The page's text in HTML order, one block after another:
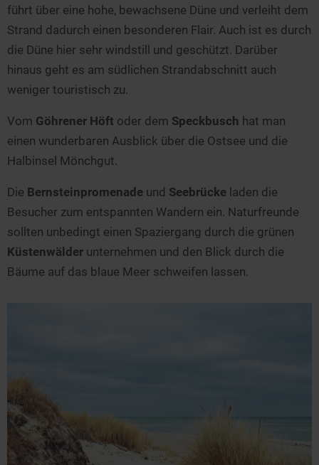
führt über eine hohe, bewachsene Düne und verleiht dem
Strand dadurch einen besonderen Flair. Auch ist es durch
die Düne hier sehr windstill und geschützt. Darüber
hinaus geht es am südlichen Strandabschnitt auch
weniger touristisch zu.
Vom Göhrener Höft oder dem Speckbusch hat man
einen wunderbaren Ausblick über die Ostsee und die
Halbinsel Mönchgut.
Die Bernsteinpromenade und Seebrücke laden die
Besucher zum entspannten Wandern ein. Naturfreunde
sollten unbedingt einen Spaziergang durch die grünen
Küstenwälder unternehmen und den Blick durch die
Bäume auf das blaue Meer schweifen lassen.